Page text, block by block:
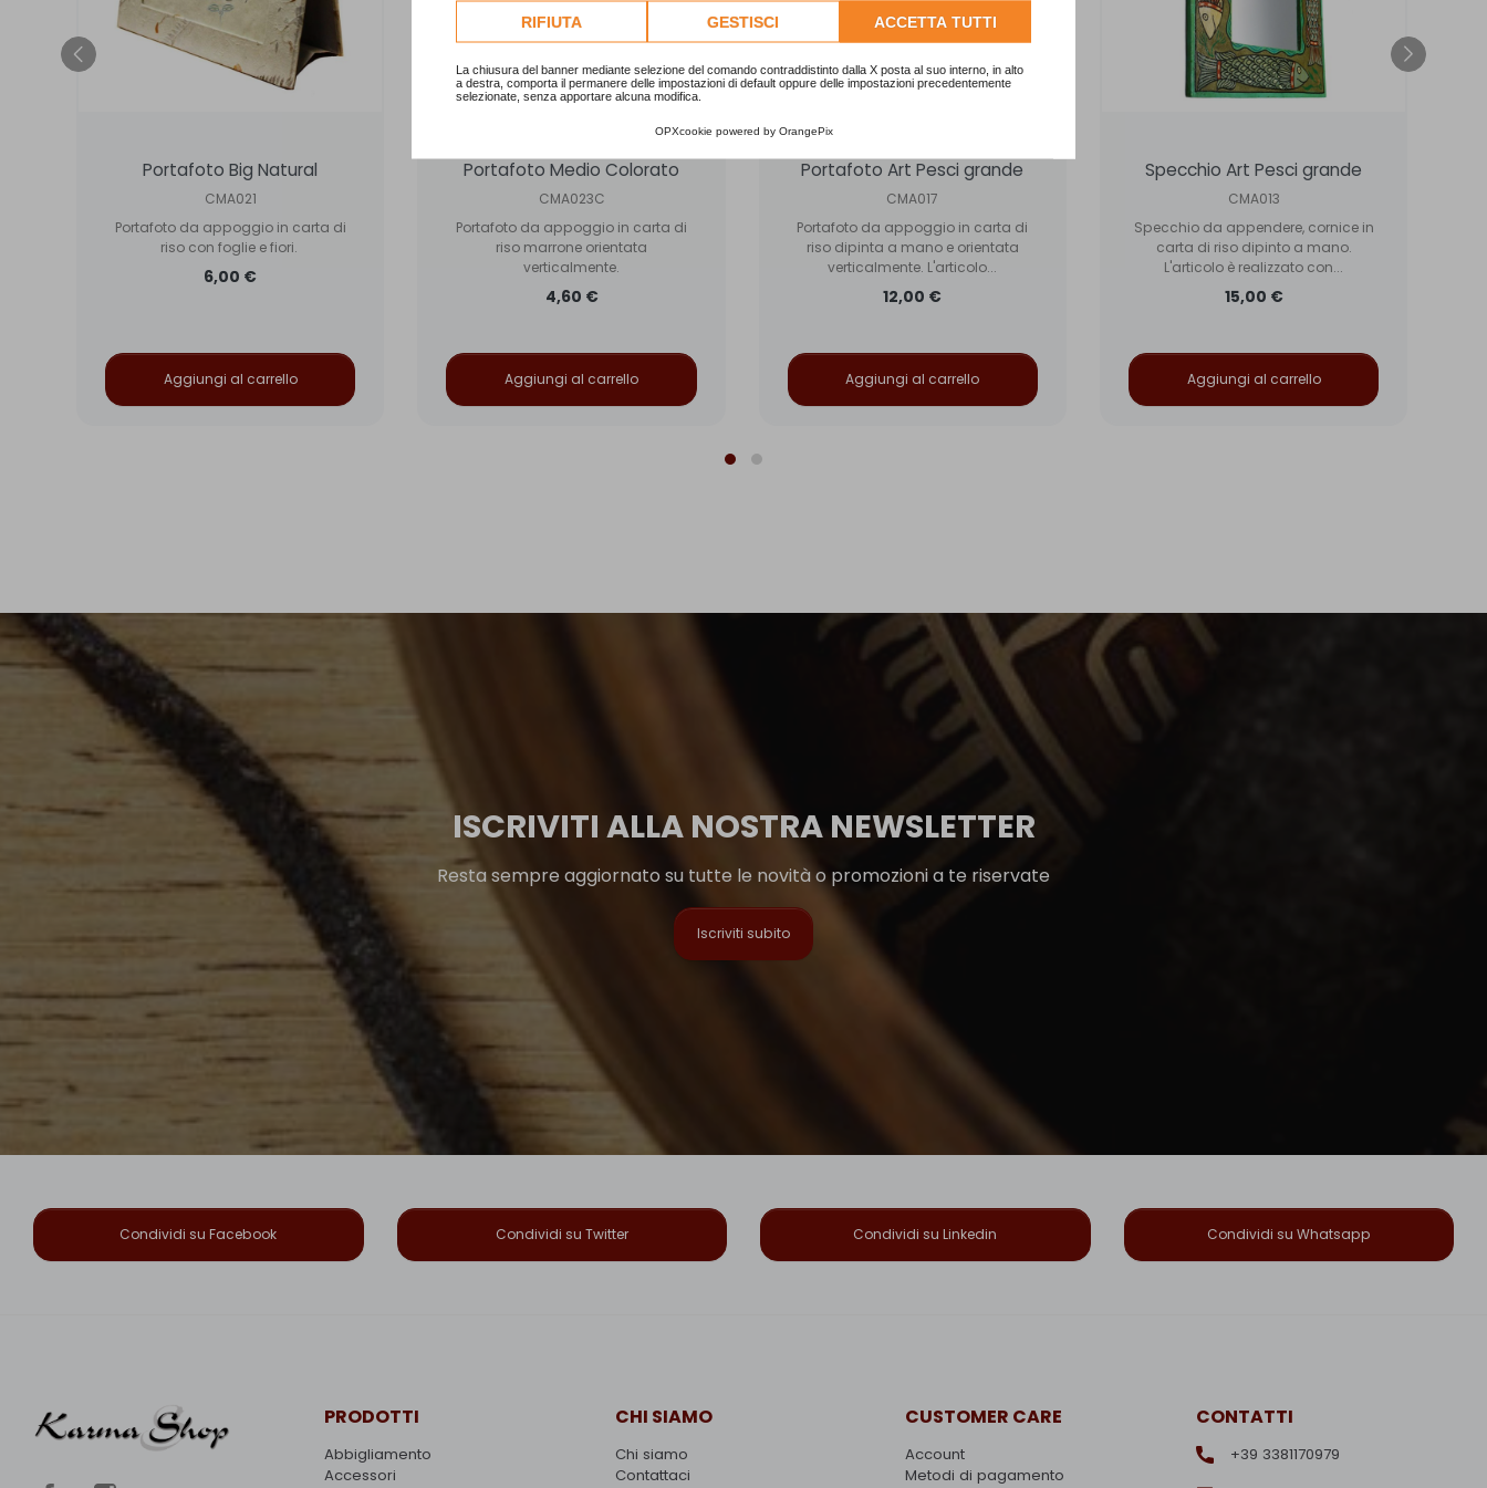
Consulta l'informativa cookie completa.
RIFIUTA GESTISCI ACCETTA TUTTI
La chiusura del banner mediante selezione del comando contraddistinto dalla X posta al suo interno, in alto
a destra, comporta il permanere delle impostazioni di default oppure delle impostazioni precedentemente
selezionate, senza apportare alcuna modifica.
OPXcookie powered by OrangePix
Portafoto Big Natural
CMA021
Portafoto da appoggio in carta di
riso con foglie e fiori.
6,00 €
Aggiungi al carrello
Portafoto Medio Colorato
CMA023C
Portafoto da appoggio in carta di
riso marrone orientata
verticalmente.
4,60 €
Aggiungi al carrello
Portafoto Art Pesci grande
CMA017
Portafoto da appoggio in carta di
riso dipinta a mano e orientata
verticalmente. L'articolo...
12,00 €
Aggiungi al carrello
Specchio Art Pesci grande
CMA013
Specchio da appendere, cornice in
carta di riso dipinto a mano.
L'articolo è realizzato con...
15,00 €
Aggiungi al carrello
ISCRIVITI ALLA NOSTRA NEWSLETTER
Resta sempre aggiornato su tutte le novità o promozioni a te riservate
Iscriviti subito
Condividi su Facebook Condividi su Twitter Condividi su Linkedin Condividi su Whatsapp
PRODOTTI
Abbigliamento
Accessori
CHI SIAMO
Chi siamo
Contattaci
CUSTOMER CARE
Account
Metodi di pagamento
CONTATTI
+39 3381170979